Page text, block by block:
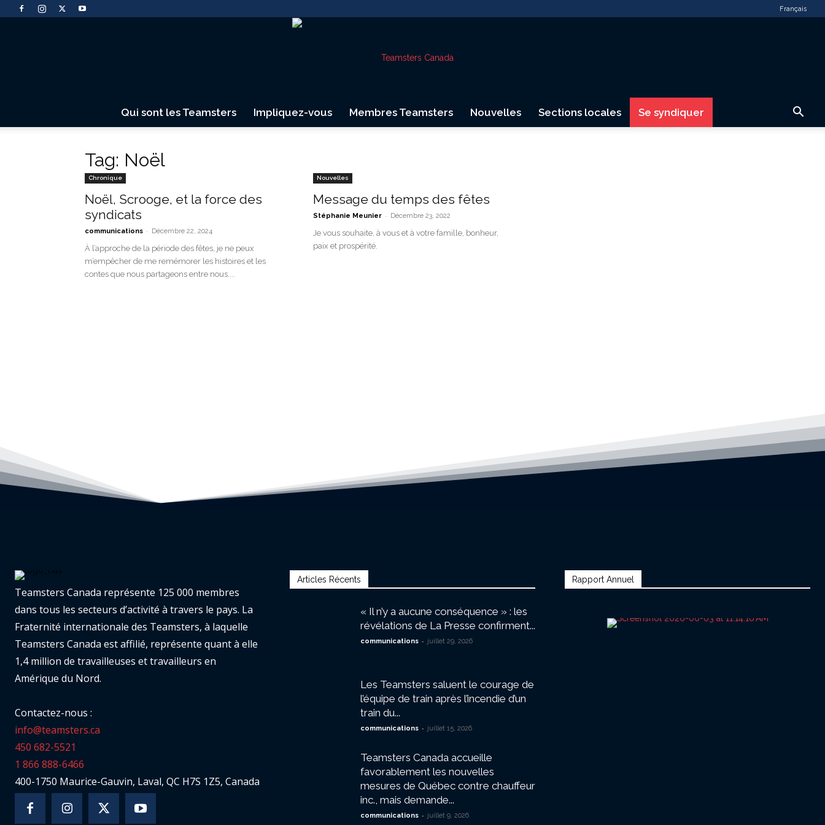
Français
Canada
Qui sont les Teamsters Impliquez-vous Membres Teamsters Nouvelles Sections locales Se syndiquer
Tag: Noël
Chronique
Noël, Scrooge, et la force des
syndicats
communications - Décembre 22, 2024
À l’approche de la période des fêtes, je ne peux
m’empêcher de me remémorer les histoires et les
contes que nous partageons entre nous....
Nouvelles
Message du temps des fêtes
Stéphanie Meunier - Décembre 23, 2022
Je vous souhaite, à vous et à votre famille, bonheur,
paix et prospérité.
Teamsters Canada représente 125 000 membres
dans tous les secteurs d’activité à travers le pays. La
Fraternité internationale des Teamsters, à laquelle
Teamsters Canada est affilié, représente quant à elle
1,4 million de travailleuses et travailleurs en
Amérique du Nord.
Contactez-nous :
info@teamsters.ca
450 682-5521
1 866 888-6466
400-1750 Maurice-Gauvin, Laval, QC H7S 1Z5, Canada
Articles Récents
« Il n’y a aucune conséquence » : les
révélations de La Presse confirment...
communications - juillet 29, 2026
Les Teamsters saluent le courage de
l’équipe de train après l’incendie d’un
train du...
communications - juillet 15, 2026
Teamsters Canada accueille
favorablement les nouvelles
mesures de Québec contre chauffeur
inc., mais demande...
communications - juillet 9, 2026
Rapport Annuel